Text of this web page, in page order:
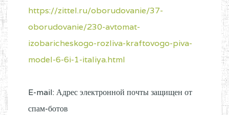
https://zittel.ru/oborudovanie/37-
oborudovanie/230-avtomat-
izobaricheskogo-rozliva-kraftovogo-piva-
model-6-6i-1-italiya.html
E-mail: Адрес электронной почты защищен от
спам-ботов